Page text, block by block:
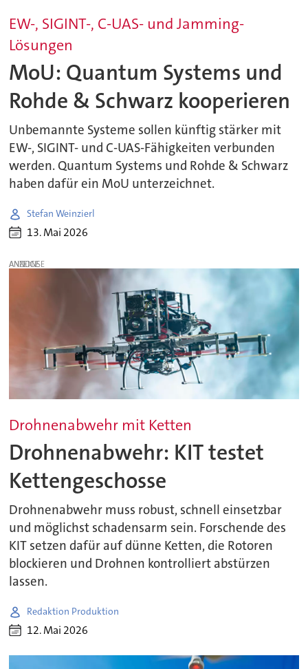
EW-, SIGINT-, C-UAS- und Jamming-
Lösungen
MoU: Quantum Systems und
Rohde & Schwarz kooperieren
Unbemannte Systeme sollen künftig stärker mit
EW-, SIGINT- und C-UAS-Fähigkeiten verbunden
werden. Quantum Systems und Rohde & Schwarz
haben dafür ein MoU unterzeichnet.
Stefan Weinzierl
13. Mai 2026
ANZEIGE
Drohnenabwehr mit Ketten
Drohnenabwehr: KIT testet
Kettengeschosse
Drohnenabwehr muss robust, schnell einsetzbar
und möglichst schadensarm sein. Forschende des
KIT setzen dafür auf dünne Ketten, die Rotoren
blockieren und Drohnen kontrolliert abstürzen
lassen.
Redaktion Produktion
12. Mai 2026